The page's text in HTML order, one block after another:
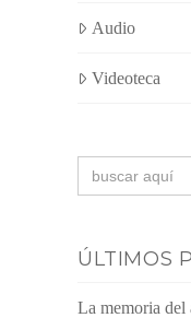
Audio
Videoteca
Buscar:
ÚLTIMOS
La memoria del